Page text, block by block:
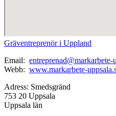
Gräventreprenör i Uppland
Email: entreprenad@markarbete-
Webb: www.markarbete-
Adress: Smedsgränd
753 20 Uppsala
Uppsala län